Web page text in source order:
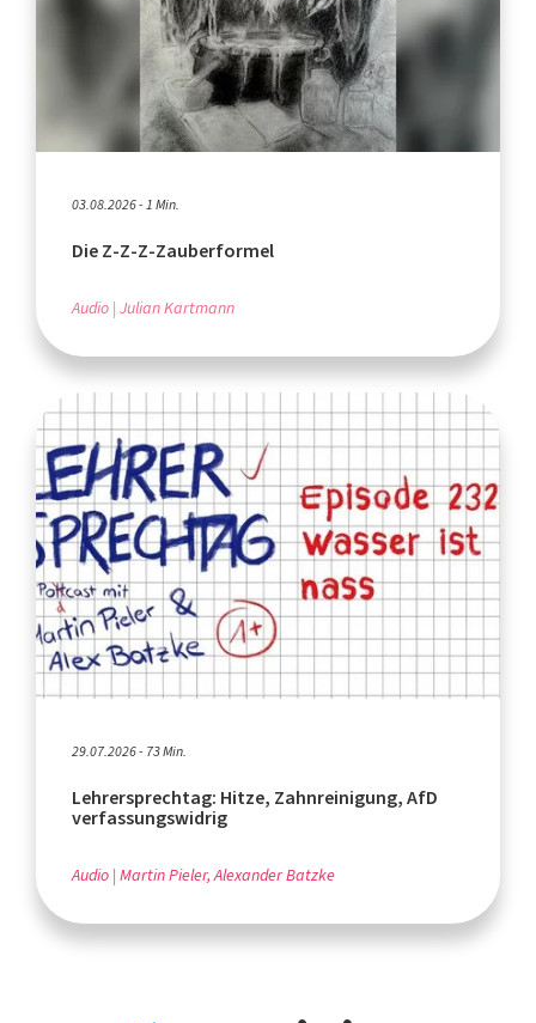
03.08.2026 - 1 Min.
Die Z-Z-Z-Zauberformel
Audio Julian Kartmann
29.07.2026 - 73 Min.
Lehrersprechtag: Hitze, Zahnreinigung, AfD
verfassungswidrig
Audio Martin Pieler, Alexander Batzke